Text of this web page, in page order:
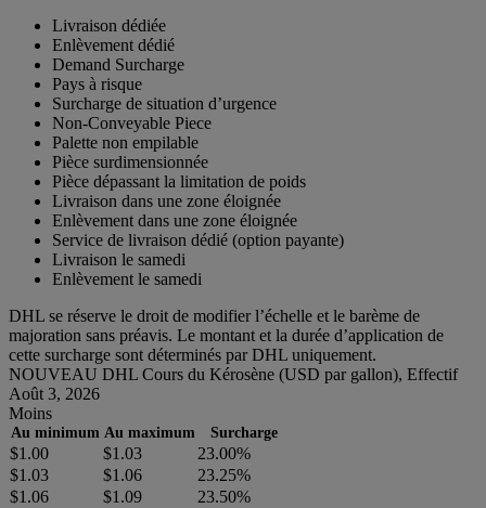
Livraison dédiée
Enlèvement dédié
Demand Surcharge
Pays à risque
Surcharge de situation d’urgence
Non-Conveyable Piece
Palette non empilable
Pièce surdimensionnée
Pièce dépassant la limitation de poids
Livraison dans une zone éloignée
Enlèvement dans une zone éloignée
Service de livraison dédié (option payante)
Livraison le samedi
Enlèvement le samedi
DHL se réserve le droit de modifier l’échelle et le barème de
majoration sans préavis. Le montant et la durée d’application de
cette surcharge sont déterminés par DHL uniquement.
NOUVEAU DHL Cours du Kérosène (USD par gallon), Effectif
Août 3, 2026
Moins
Au minimum Au maximum Surcharge
$1.00 $1.03
23.00%
$1.03
$1.06
23.25%
$1.06
$1.09
23.50%